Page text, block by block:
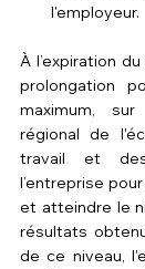
l'employeur.
À l’expiration
prolongation
maximum,
régional de
travail et
l’entreprise
et atteindre le
résultats
de ce niveau,